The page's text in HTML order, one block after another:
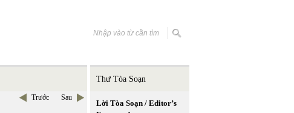
Trước Sau
Thư Tòa Soạn
Lời Tòa Soạn / Editor’s